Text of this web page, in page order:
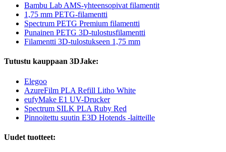
Bambu Lab AMS-yhteensopivat filamentit
1,75 mm PETG-filamentti
Spectrum PETG Premium filamentti
Punainen PETG 3D-tulostusfilamentti
Filamentti 3D-tulostukseen 1,75 mm
Tutustu kauppaan 3DJake:
Elegoo
AzureFilm PLA Refill Litho White
eufyMake E1 UV-Drucker
Spectrum SILK PLA Ruby Red
Pinnoitettu suutin E3D Hotends -laitteille
Uudet tuotteet: